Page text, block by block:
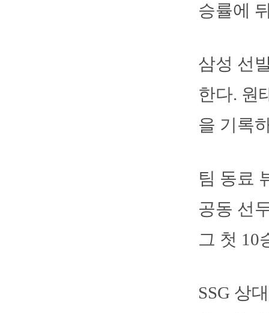
승률에
삼성 선
한다. 원
을 기록
팀 동료
공동 선
그 첫 10
SSG 상